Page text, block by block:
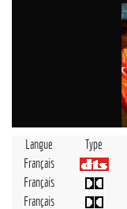
Langue Type
Français
Français
Français